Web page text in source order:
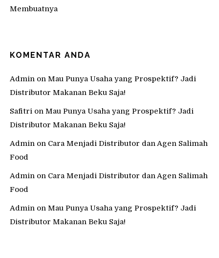
Membuatnya
KOMENTAR ANDA
Admin on Mau Punya Usaha yang Prospektif? Jadi
Distributor Makanan Beku Saja!
Safitri on Mau Punya Usaha yang Prospektif? Jadi
Distributor Makanan Beku Saja!
Admin on Cara Menjadi Distributor dan Agen Salimah
Food
Admin on Cara Menjadi Distributor dan Agen Salimah
Food
Admin on Mau Punya Usaha yang Prospektif? Jadi
Distributor Makanan Beku Saja!